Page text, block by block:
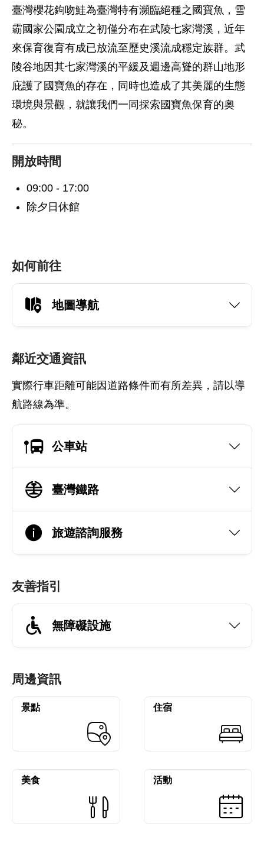
臺灣櫻花鉤吻鮭為臺灣特有瀕臨絕種之國寶魚，雪
霸國家公園成立之初僅分布在武陵七家灣溪，近年
來保育復育有成已放流至歷史溪流成穩定族群。武
陵谷地因其七家灣溪的平緩及週邊高聳的群山地形
庇護了國寶魚的存在，同時也造成了其美麗的生態
環境與景觀，就讓我們一同採索國寶魚保育的奧
秘。
開放時間
09:00 - 17:00
除夕日休館
如何前往
地圖導航
鄰近交通資訊
實際行車距離可能因道路條件而有所差異，請以導
航路線為準。
公車站
臺灣鐵路
旅遊諮詢服務
友善指引
無障礙設施
周邊資訊
景點 住宿
美食 活動